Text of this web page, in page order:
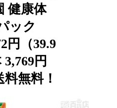
健康体
ック
円（39.9
円
料無料！